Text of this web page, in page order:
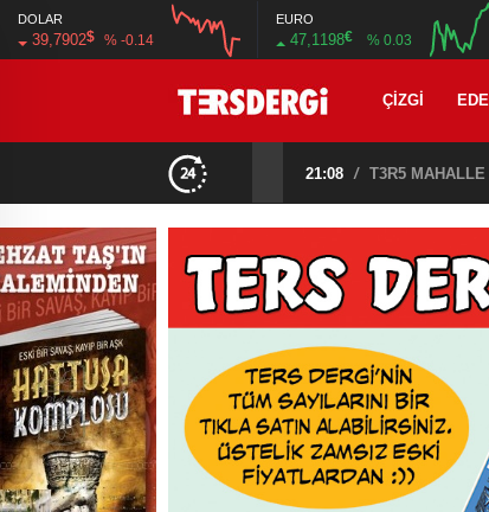
DOLAR
39,7902$ % -0.14
EURO
47,1198€ % 0.03
ÇIZGI
21:08 / T3R5